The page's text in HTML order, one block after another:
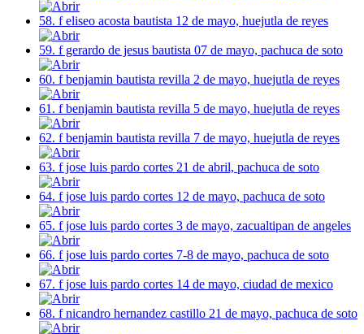
58. f eliseo acosta bautista 12 de mayo, huejutla de reyes
59. f gerardo de jesus bautista 07 de mayo, pachuca de soto
60. f benjamin bautista revilla 2 de mayo, huejutla de reyes
61. f benjamin bautista revilla 5 de mayo, huejutla de reyes
62. f benjamin bautista revilla 7 de mayo, huejutla de reyes
63. f jose luis pardo cortes 21 de abril, pachuca de soto
64. f jose luis pardo cortes 12 de mayo, pachuca de soto
65. f jose luis pardo cortes 3 de mayo, zacualtipan de angeles
66. f jose luis pardo cortes 7-8 de mayo, pachuca de soto
67. f jose luis pardo cortes 14 de mayo, ciudad de mexico
68. f nicandro hernandez castillo 21 de mayo, pachuca de soto